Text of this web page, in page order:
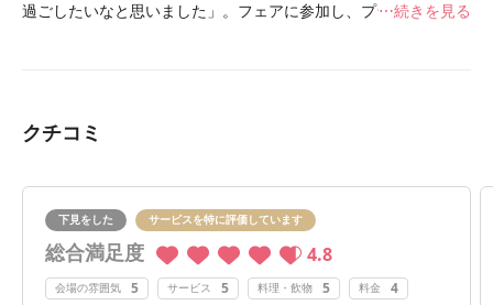
過ごしたいなと思いました」。フェアに参加し、プライベート
続きを見る
クチコミ
下見をした サービスを特に評価しています
総合満足度 4.8
会場の雰囲気 5 サービス 5 料理・飲物 5 料金 4